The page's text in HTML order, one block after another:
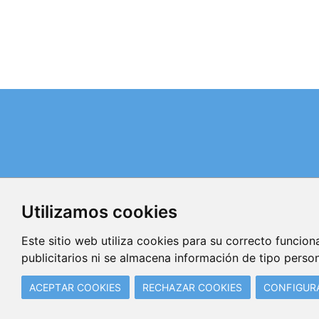
Utilizamos cookies
Este sitio web utiliza cookies para su correcto
publicitarios ni se almacena información de tipo
ACEPTAR COOKIES RECHAZAR COOKIES
Móvil: 606.888.721 / 655.477.110
E-mail:
info@quimacova.org